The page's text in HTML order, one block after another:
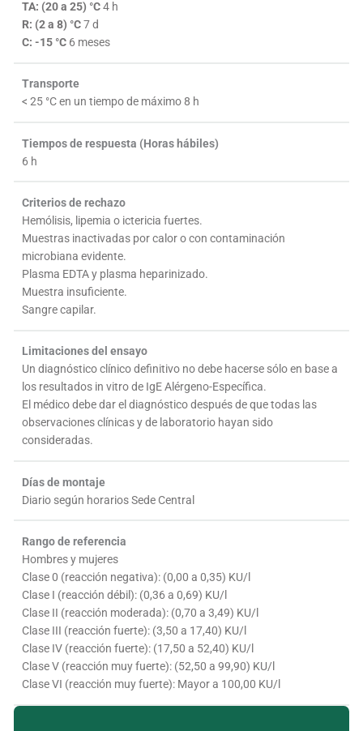
TA: (20 a 25) °C4 h
R: (2 a 8) °C7 d
C: -15 °C 6 meses
Transporte
< 25 °C en un tiempo de máximo 8 h
Tiempos de respuesta (Horas hábiles)
6 h
Criterios de rechazo
Hemólisis, lipemia o ictericia fuertes.
Muestras inactivadas por calor o con contaminación
microbiana evidente.
Plasma EDTA y plasma heparinizado.
Muestra insuficiente.
Sangre capilar.
Limitaciones del ensayo
Un diagnóstico clínico definitivo no debe hacerse sólo en base a
los resultados in vitro de IgE Alérgeno-Específica.
El médico debe dar el diagnóstico después de que todas las
observaciones clínicas y de laboratorio hayan sido
consideradas.
Días de montaje
Diario según horarios Sede Central
Rango de referencia
Hombres y mujeres
Clase 0 (reacción negativa): (0,00 a 0,35) KU/l
Clase I (reacción débil): (0,36 a 0,69) KU/l
Clase II (reacción moderada): (0,70 a 3,49) KU/l
Clase III (reacción fuerte): (3,50 a 17,40) KU/l
Clase IV (reacción fuerte): (17,50 a 52,40) KU/l
Clase V (reacción muy fuerte): (52,50 a 99,90) KU/l
Clase VI (reacción muy fuerte): Mayor a 100,00 KU/l